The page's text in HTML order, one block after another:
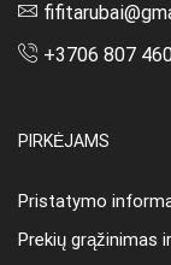
+3706 807
PIRKĖJAMS
Pristatymo
Prekių grąžinimas